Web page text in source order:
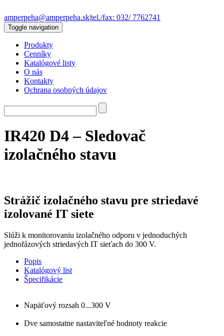
amperpeha@amperpeha.sk|tel./fax: 032/ 7762741
Toggle navigation
Produkty
Cenníky
Katalógové listy
O nás
Kontakty
Ochrana osobných údajov
IR420 D4 – Sledovač
izolačného stavu
Strážič izolačného stavu pre striedavé
izolované IT siete
Slúži k monitorovaniu izolačného odporu v jednoduchých
jednofázových striedavých IT sieťach do 300 V.
Popis
Katalógový list
Špecifikácie
Napäťový rozsah 0...300 V
Dve samostatne nastaviteľné hodnoty reakcie